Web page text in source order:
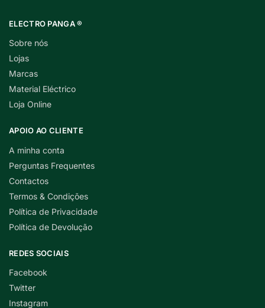
ELECTRO PANGA ®
Sobre nós
Lojas
Marcas
Material Eléctrico
Loja Online
APOIO AO CLIENTE
A minha conta
Perguntas Frequentes
Contactos
Termos & Condições
Política de Privacidade
Política de Devolução
REDES SOCIAIS
Facebook
Twitter
Instagram